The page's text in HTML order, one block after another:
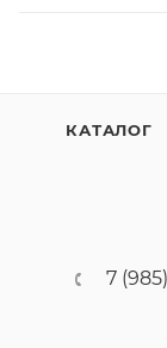
КАТАЛОГ
7